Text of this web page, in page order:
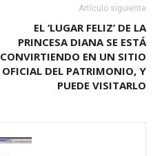
Artículo siguiente
EL ‘LUGAR FELIZ’ DE LA
PRINCESA DIANA SE ESTÁ
CONVIRTIENDO EN UN SITIO
OFICIAL DEL PATRIMONIO, Y
PUEDE VISITARLO